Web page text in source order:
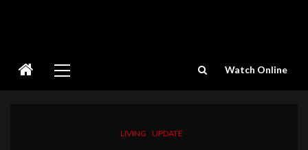
Menu
Watch Online
LIVING UPDATE